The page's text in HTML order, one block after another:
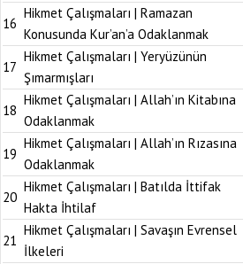
16
Hikmet Çalışmaları | Ramazan
Konusunda Kur’an’a Odaklanmak
17
Hikmet Çalışmaları | Yeryüzünün
Şımarmışları
18
Hikmet Çalışmaları | Allah’ın Kitabına
Odaklanmak
19
Hikmet Çalışmaları | Allah’ın Rızasına
Odaklanmak
20
Hikmet Çalışmaları | Batılda İttifak
Hakta İhtilaf
21
Hikmet Çalışmaları | Savaşın Evrensel
İlkeleri